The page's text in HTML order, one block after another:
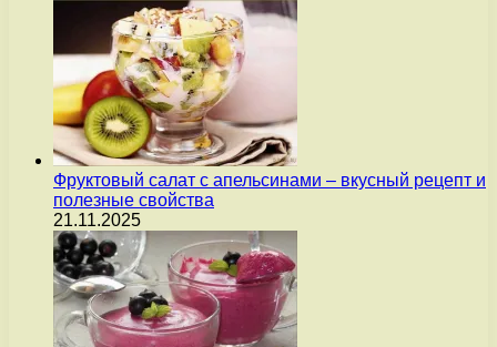
Фруктовый салат с апельсинами – вкусный рецепт и
полезные свойства
21.11.2025